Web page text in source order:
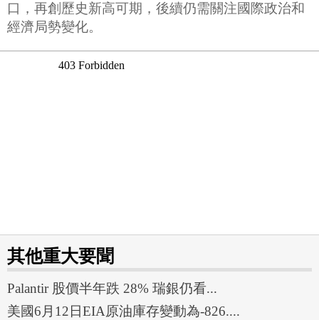
口，再創歷史新高可期，後續仍需關注國際政治和
經濟局勢變化。
其他重大要聞
Palantir 股價半年跌 28% 瑞銀仍看...
美國6月12日EIA原油庫存變動為-826....